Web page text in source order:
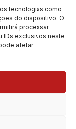
tecnologias como
do dispositivo. O
processar
IDs exclusivos neste
afetar
os direitos